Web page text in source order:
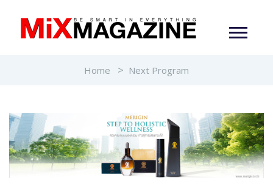
Home Next Program